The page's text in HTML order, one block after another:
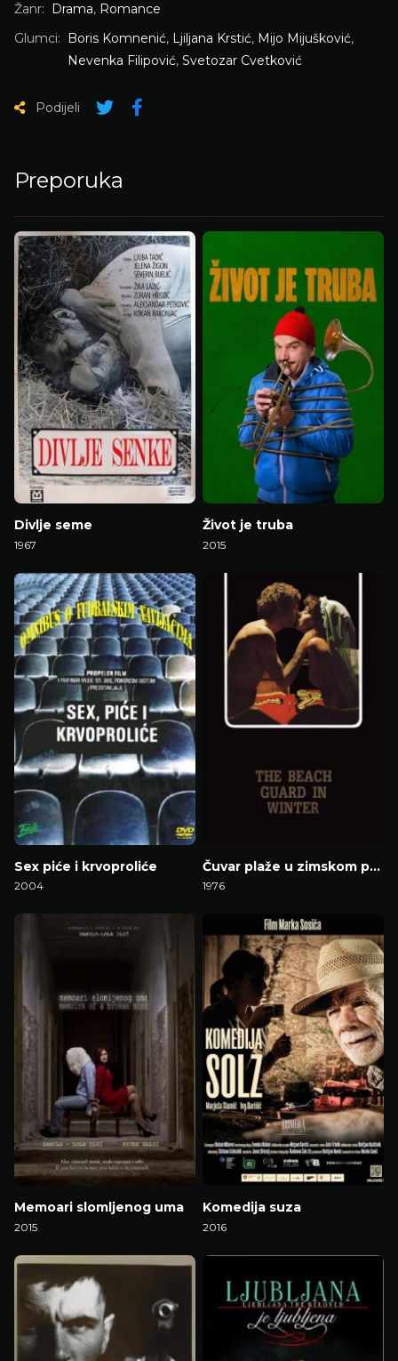
Žanr:
Drama, Romance
Glumci:
Boris Komnenić, Ljiljana Krstić, Mijo Mijušković,
Nevenka Filipović, Svetozar Cvetković
Podijeli
Preporuka
Divlje seme
1967
Život je truba
2015
Sex piće i krvoproliće
2004
Čuvar plaže u zimskom periodu
1976
Memoari slomljenog uma
2015
Komedija suza
2016